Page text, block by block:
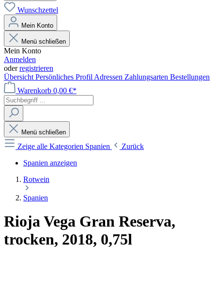
Wunschzettel
Mein Konto
Menü schließen
Mein Konto
Anmelden
oderregistrieren
Übersicht Persönliches Profil Adressen Zahlungsarten Bestellungen
Warenkorb 0,00 €*
Menü schließen
Zeige alle Kategorien Spanien
Zurück
Spanien anzeigen
Rotwein
Spanien
Rioja Vega Gran Reserva,
trocken, 2018, 0,75l